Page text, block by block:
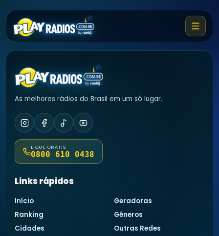
♩
As melhores rádios do Brasil em um só lugar.
LIGUE GRÁTIS
0800 610 0438
Links rápidos
Início
Geradoras
Ranking
Gêneros
Cidades
Outras Redes